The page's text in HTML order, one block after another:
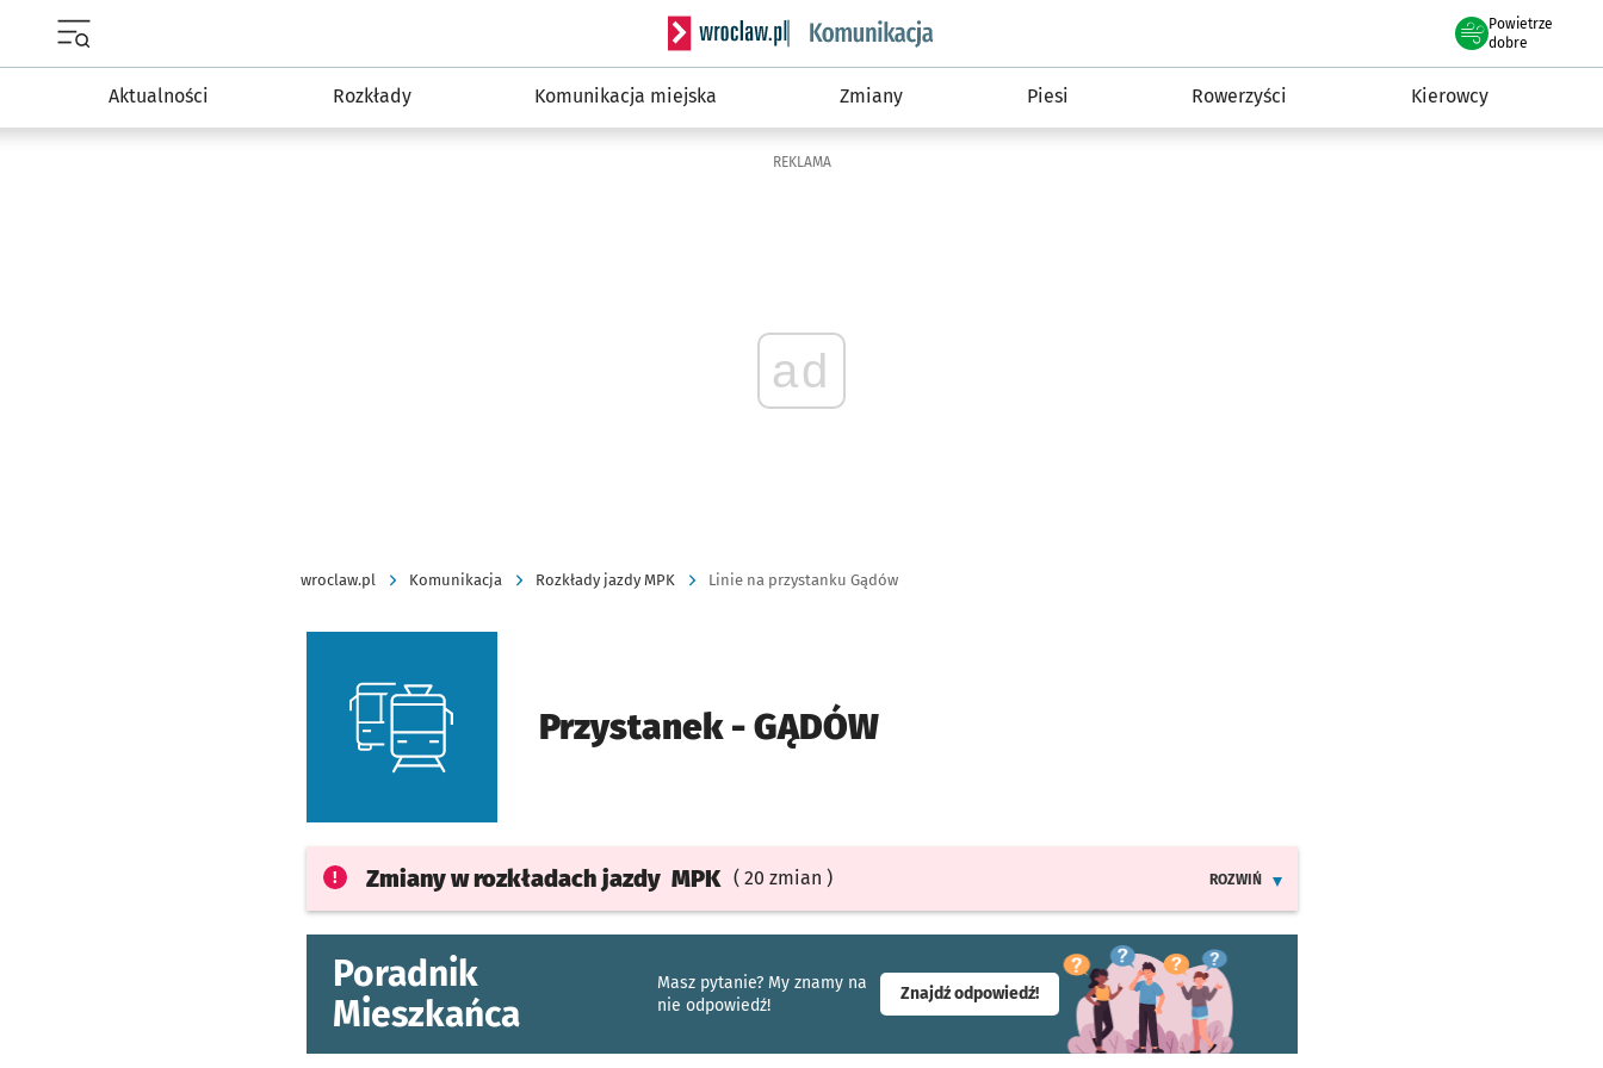
Serwis informacyjny wroclaw.pl podserwis: Komunikacja
Powietrze
we Wrocławiu
dobre
Aktualności Rozkłady Komunikacja miejska Zmiany Piesi Rowerzyści Kierowcy
REKLAMA
ad
wroclaw.pl Komunikacja Rozkłady jazdy MPK Linie na przystanku Gądów
Przystanek -GĄDÓW
Zmiany w rozkładach jazdy MPK ( 20 zmian )
ROZWIŃ
Poradnik
Mieszkańca
Masz pytanie? My znamy na
nie odpowiedź!
Znajdź odpowiedź!- otworzy się w nowej karcie